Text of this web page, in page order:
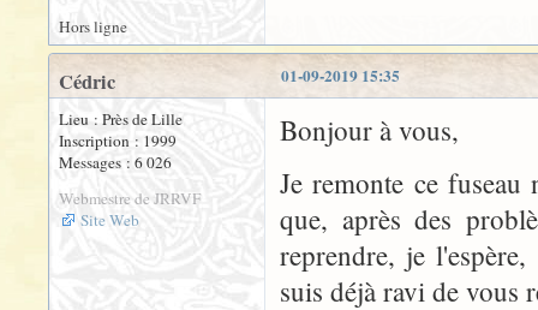
Hors ligne
01-09-2019 15:35
Cédric
Lieu : Près de Lille
Inscription : 1999
Messages : 6 026
Webmestre de JRRVF
Site Web
Bonjour à vous,
Je remonte ce
que, après des
reprendre, je
suis déjà ravi de vous